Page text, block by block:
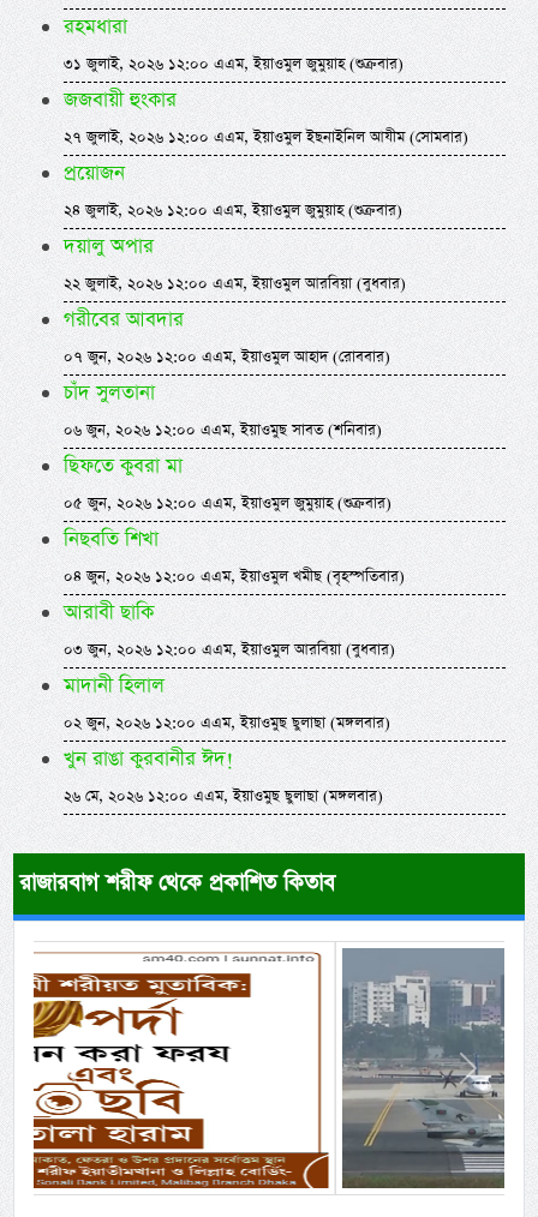
রহমধারা
৩১ জুলাই, ২০২৬ ১২:০০ এএম, ইয়াওমুল জুমুয়াহ (শুক্রবার)
জজবায়ী হুংকার
২৭ জুলাই, ২০২৬ ১২:০০ এএম, ইয়াওমুল ইছনাইনিল আযীম (সোমবার)
প্রয়োজন
২৪ জুলাই, ২০২৬ ১২:০০ এএম, ইয়াওমুল জুমুয়াহ (শুক্রবার)
দয়ালু অপার
২২ জুলাই, ২০২৬ ১২:০০ এএম, ইয়াওমুল আরবিয়া (বুধবার)
গরীবের আবদার
০৭ জুন, ২০২৬ ১২:০০ এএম, ইয়াওমুল আহাদ (রোববার)
চাঁদ সুলতানা
০৬ জুন, ২০২৬ ১২:০০ এএম, ইয়াওমুছ সাবত (শনিবার)
ছিফতে কুবরা মা
০৫ জুন, ২০২৬ ১২:০০ এএম, ইয়াওমুল জুমুয়াহ (শুক্রবার)
নিছবতি শিখা
০৪ জুন, ২০২৬ ১২:০০ এএম, ইয়াওমুল খমীছ (বৃহস্পতিবার)
আরাবী ছাকি
০৩ জুন, ২০২৬ ১২:০০ এএম, ইয়াওমুল আরবিয়া (বুধবার)
মাদানী হিলাল
০২ জুন, ২০২৬ ১২:০০ এএম, ইয়াওমুছ ছুলাছা (মঙ্গলবার)
খুন রাঙা কুরবানীর ঈদ!
২৬ মে, ২০২৬ ১২:০০ এএম, ইয়াওমুছ ছুলাছা (মঙ্গলবার)
রাজারবাগ শরীফ থেকে প্রকাশিত কিতাব
Previous Next